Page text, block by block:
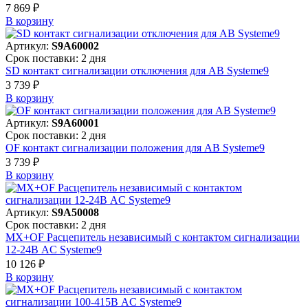
7 869 ₽
В корзинy
Артикул: S9A60002
Срок поставки: 2 дня
SD контакт сигнализации отключения для АВ Systeme9
3 739 ₽
В корзинy
Артикул: S9A60001
Срок поставки: 2 дня
OF контакт сигнализации положения для АВ Systeme9
3 739 ₽
В корзинy
Артикул: S9A50008
Срок поставки: 2 дня
MX+OF Расцепитель независимый с контактом сигнализации
12-24В AC Systeme9
10 126 ₽
В корзинy